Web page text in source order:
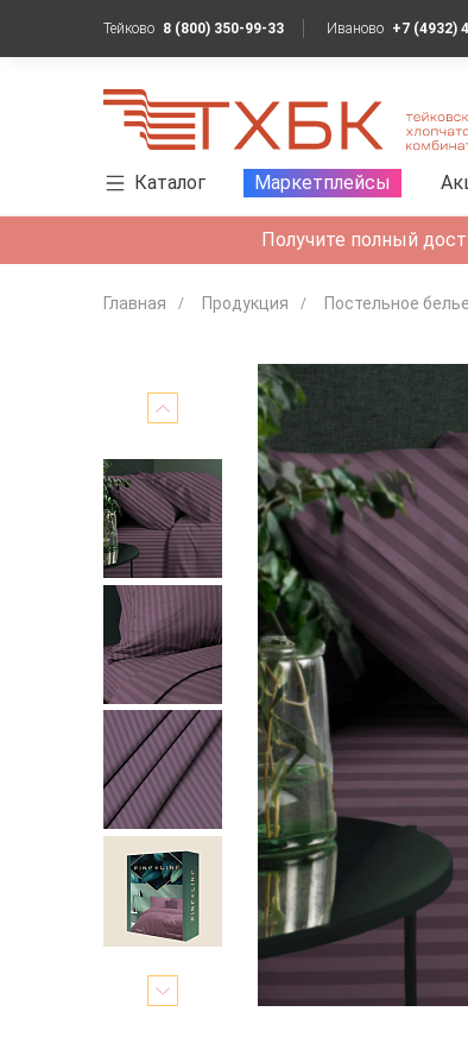
Тейково 8 (800) 350-99-33 Иваново +7 (4932)
Каталог Маркетплейсы
Получите полный
Главная Продукция Постельное белье